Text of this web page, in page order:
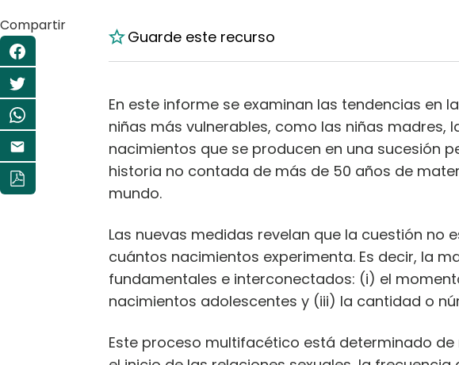
Compartir
Guarde este recurso
En este informe se examinan las tendencias en
niñas más vulnerables, como las niñas madres,
nacimientos que se producen en una sucesión
historia no contada de más de 50 años de
mundo.
Las nuevas medidas revelan que la cuestión no
cuántos nacimientos experimenta. Es decir, la
fundamentales e interconectados: (i) el
nacimientos adolescentes y (iii) la cantidad o
Este proceso multifacético está determinado